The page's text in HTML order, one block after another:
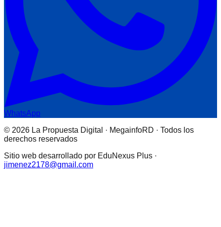
WhatsApp
© 2026 La Propuesta Digital · MegainfoRD · Todos los
derechos reservados
Sitio web desarrollado por EduNexus Plus ·
jimenez2178@gmail.com